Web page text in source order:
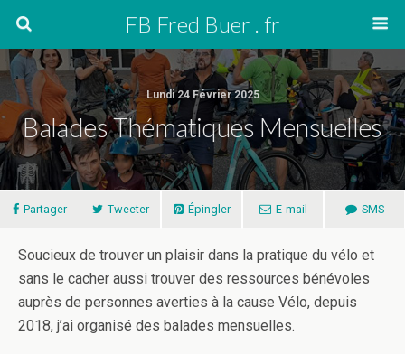
FB Fred Buer . fr
Lundi 24 Février 2025
Balades Thématiques Mensuelles
Partager Tweeter Épingler E-mail SMS
Soucieux de trouver un plaisir dans la pratique du vélo et
sans le cacher aussi trouver des ressources bénévoles
auprès de personnes averties à la cause Vélo, depuis
2018, j’ai organisé des balades mensuelles.